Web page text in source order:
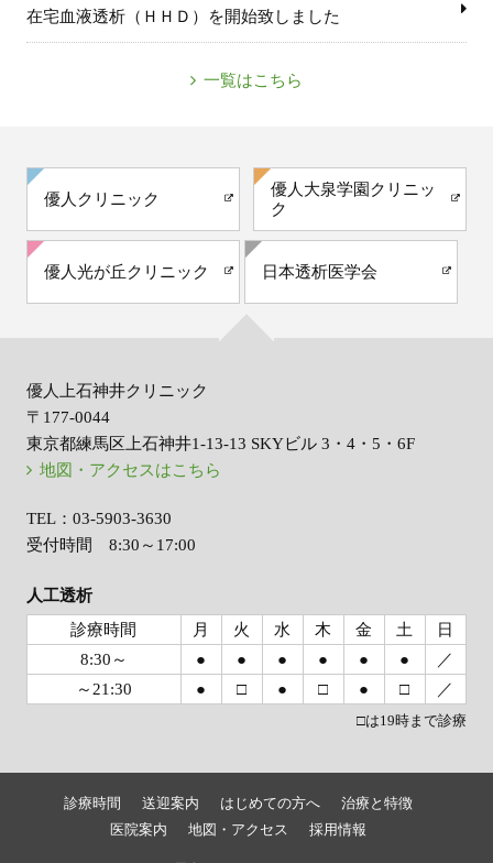
在宅血液透析（ＨＨＤ）を開始致しました
一覧はこちら
優人クリニック
優人大泉学園クリニッ
ク
優人光が丘クリニック 日本透析医学会
優人上石神井クリニック
〒177-0044
東京都練馬区上石神井1-13-13 SKYビル 3・4・5・6F
地図・アクセスはこちら
TEL：03-5903-3630
受付時間 8:30～17:00
人工透析
診療時間
月 火 水 木 金 土
日
8:30～
● ● ● ● ● ●
／
～21:30
● □ ● □ ● □ ／
□は19時まで診療
診療時間 送迎案内 はじめての方へ
治療と特徴
医院案内
地図・アクセス 採用情報